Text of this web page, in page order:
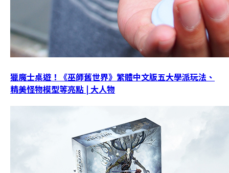
獵魔士桌遊！《巫師舊世界》繁體中文版五大學派玩法、
精美怪物模型等亮點 | 大人物